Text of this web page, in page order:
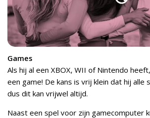
Games
Als hij al een XBOX, WII of Nintendo
een game! De kans is vrij klein dat hij alle
dus dit kan vrijwel altijd.
Naast een spel voor zijn gamecomputer